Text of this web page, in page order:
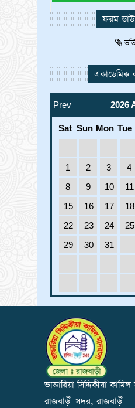
ফরম
একাডেমিক
Prev 2026
Sat Sun Mon Tue
1 2 3 4
8
9 10 11
15
16 17 18
22
23 24 25
29
30 31
ভান্ডারিয়া সিদ্দিকীয়া
রাজবাড়ী সদর, রাজবাড়ী